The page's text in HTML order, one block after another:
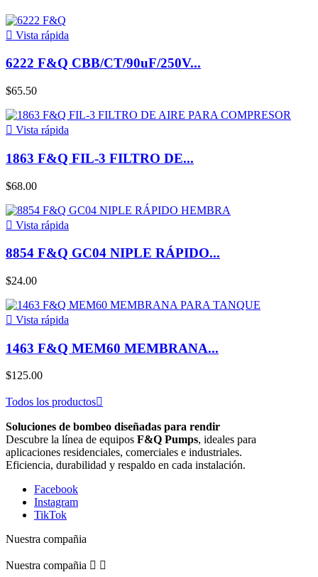
 Vista rápida
6222 F&Q CBB/CT/90uF/250V...
$65.50
 Vista rápida
1863 F&Q FIL-3 FILTRO DE...
$68.00
 Vista rápida
8854 F&Q GC04 NIPLE RÁPIDO...
$24.00
 Vista rápida
1463 F&Q MEM60 MEMBRANA...
$125.00
Todos los productos
Soluciones de bombeo diseñadas para rendir
Descubre la línea de equipos F&Q Pumps, ideales para
aplicaciones residenciales, comerciales e industriales.
Eficiencia, durabilidad y respaldo en cada instalación.
Facebook
Instagram
TikTok
Nuestra compañia
Nuestra compañia  